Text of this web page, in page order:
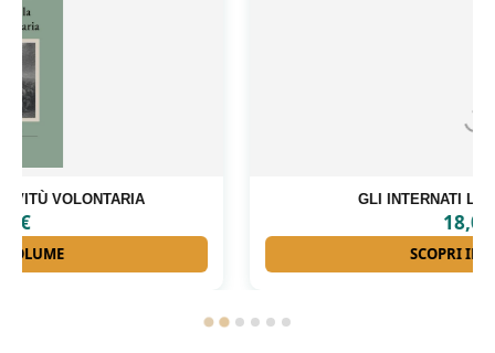
GLI INTERNATI LIBERI DI FORINO